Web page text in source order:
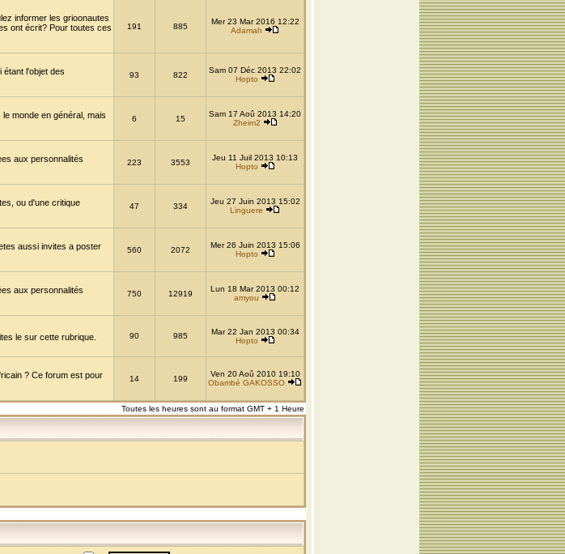
informer les grioonautes
ont écrit? Pour toutes ces
191 885
Mer 23 Mar 2016 12:22
Adamah
l'objet des
93 822
Sam 07 Déc 2013 22:02
Hopto
monde en général, mais
6 15
Sam 17 Aoû 2013 14:20
Zheim2
aux personnalités
223 3553
Jeu 11 Juil 2013 10:13
Hopto
ou d'une critique
47 334
Jeu 27 Juin 2013 15:02
Linguere
aussi invites a poster
560 2072
Mer 26 Juin 2013 15:06
Hopto
aux personnalités
750 12919
Lun 18 Mar 2013 00:12
amyou
le sur cette rubrique. 90 985
Mar 22 Jan 2013 00:34
Hopto
? Ce forum est pour
14 199
Ven 20 Aoû 2010 19:10
Obambé GAKOSSO
Toutes les heures sont au format GMT + 1 Heure